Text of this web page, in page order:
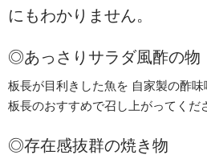
にもわかりません。
◎あっさりサラダ風酢の物
板長が目利きした魚を 自家製の酢
板長のおすすめで召し上がってくだ
◎存在感抜群の焼き物